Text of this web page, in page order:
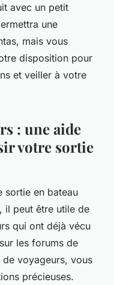
avec un petit
une
mais vous
disposition pour
et veiller à votre
: une aide
votre sortie
sortie en bateau
il peut être utile de
qui ont déjà vécu
les forums de
de voyageurs, vous
précieuses.